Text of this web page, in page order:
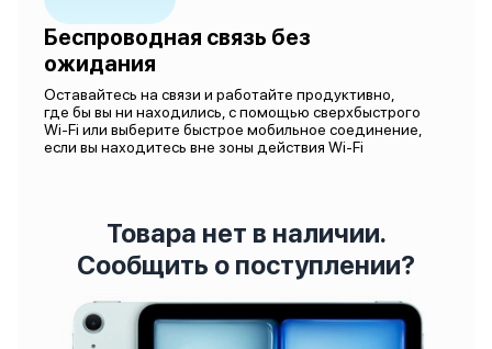
Беспроводная связь без
ожидания
Оставайтесь на связи и работайте продуктивно,
где бы вы ни находились, с помощью сверхбыстрого
Wi-Fi или выберите быстрое мобильное соединение,
если вы находитесь вне зоны действия Wi-Fi
Товара нет в наличии.
Сообщить о поступлении?